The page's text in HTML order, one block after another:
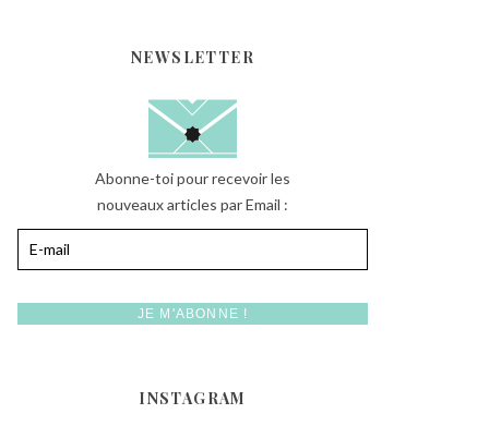
NEWSLETTER
Abonne-toi pour recevoir les
nouveaux articles par Email :
INSTAGRAM